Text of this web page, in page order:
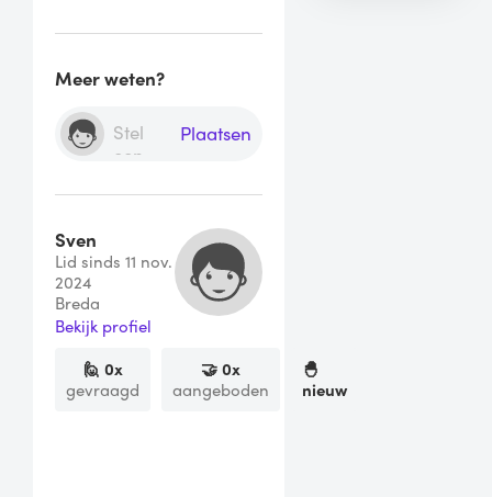
Meer weten?
Plaatsen
Sven
Lid sinds 11 nov.
2024
Breda
Bekijk profiel
🙋 0x
gevraagd
🤝0x
aangeboden
🐣
nieuw